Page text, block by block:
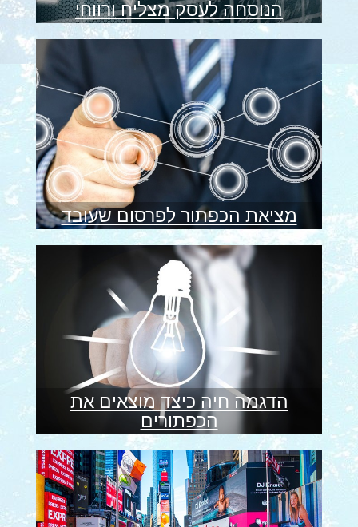
הנוסחה לעסק מצליח ורווחי
מציאת הכפתור לפרסום שעובד
הדגמה חיה כיצד מוצאים את
הכפתורים